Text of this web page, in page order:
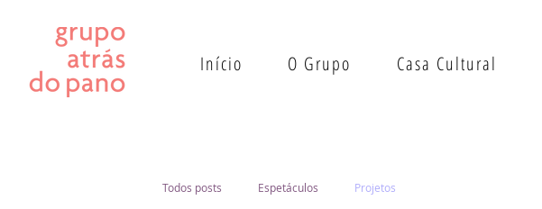
Início O Grupo Casa Cultural
Todos posts Espetáculos Projetos